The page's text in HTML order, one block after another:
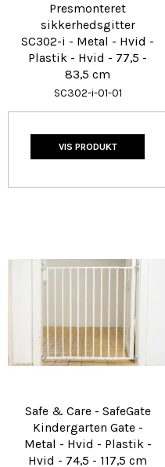
Presmonteret
sikkerhedsgitter
SC302-i - Metal - Hvid -
Plastik - Hvid - 77,5 -
83,5 cm
SC302-i-01-01
VIS PRODUKT
Safe & Care - SafeGate
Kindergarten Gate -
Metal - Hvid - Plastik -
Hvid - 74,5 - 117,5 cm